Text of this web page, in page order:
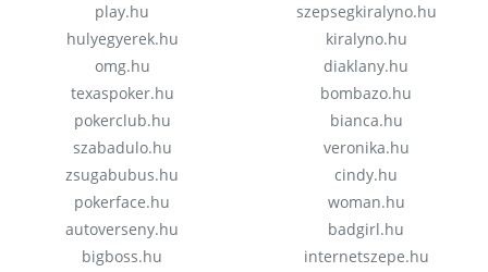
play.hu
hulyegyerek.hu
omg.hu
texaspoker.hu
pokerclub.hu
szabadulo.hu
zsugabubus.hu
pokerface.hu
autoverseny.hu
bigboss.hu
szepsegkiralyno.hu
kiralyno.hu
diaklany.hu
bombazo.hu
bianca.hu
veronika.hu
cindy.hu
woman.hu
badgirl.hu
internetszepe.hu